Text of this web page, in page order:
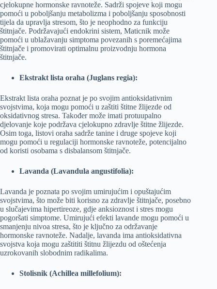
cjelokupne hormonske ravnoteže. Sadrži spojeve koji mogu
pomoći u poboljšanju metabolizma i poboljšanju sposobnosti
tijela da upravlja stresom, što je neophodno za funkciju
štitnjače. Podržavajući endokrini sistem, Maticnik može
pomoći u ublažavanju simptoma povezanih s poremećajima
štitnjače i promovirati optimalnu proizvodnju hormona
štitnjače.
Ekstrakt lista oraha (Juglans regia):
Ekstrakt lista oraha poznat je po svojim antioksidativnim
svojstvima, koja mogu pomoći u zaštiti štitne žlijezde od
oksidativnog stresa. Također može imati protuupalno
djelovanje koje podržava cjelokupno zdravlje štitne žlijezde.
Osim toga, listovi oraha sadrže tanine i druge spojeve koji
mogu pomoći u regulaciji hormonske ravnoteže, potencijalno
od koristi osobama s disbalansom štitnjače.
Lavanda (Lavandula angustifolia):
Lavanda je poznata po svojim umirujućim i opuštajućim
svojstvima, što može biti korisno za zdravlje štitnjače, posebno
u slučajevima hipertireoze, gdje anksioznost i stres mogu
pogoršati simptome. Umirujući efekti lavande mogu pomoći u
smanjenju nivoa stresa, što je ključno za održavanje
hormonske ravnoteže. Nadalje, lavanda ima antioksidativna
svojstva koja mogu zaštititi štitnu žlijezdu od oštećenja
uzrokovanih slobodnim radikalima.
Stolisnik (Achillea millefolium):